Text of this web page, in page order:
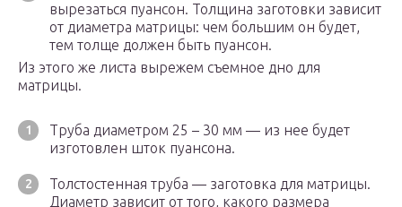
вырезаться пуансон. Толщина заготовки зависит
от диаметра матрицы: чем большим он будет,
тем толще должен быть пуансон.
Из этого же листа вырежем съемное дно для
матрицы.
Труба диаметром 25 – 30 мм — из нее будет
изготовлен шток пуансона.
Толстостенная труба — заготовка для матрицы.
Диаметр зависит от того, какого размера